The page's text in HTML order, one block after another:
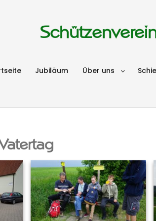
Jubiläum Über uns